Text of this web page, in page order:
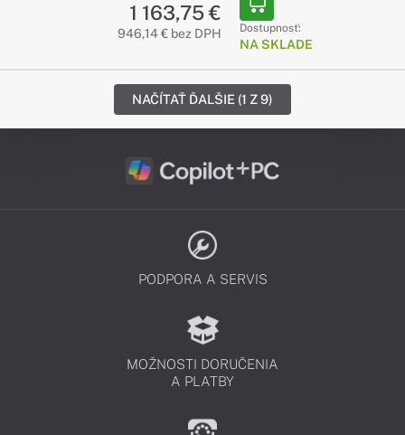
1 163,75 €
946,14 € bez DPH Dostupnosť:
NA SKLADE
NAČÍTAŤ ĎALŠIE (1 Z 9)
PODPORA A SERVIS
MOŽNOSTI DORUČENIA
A PLATBY